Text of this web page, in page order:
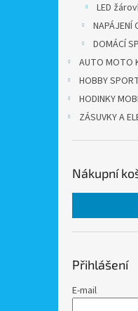
LED
NAPÁJENÍ
DOMÁCÍ
AUTO MOTO
HOBBY
HODINKY
ZÁSUVKY A
Nákupní
Přihlášení
E-mail